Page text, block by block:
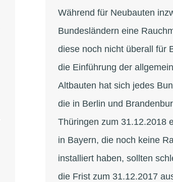
Während für Neubauten
Bundesländern eine
diese noch nicht überall für
die Einführung der
Altbauten hat sich jedes
die in Berlin und
Thüringen zum 31.12.2018
in Bayern, die noch keine
installiert haben, sollten
die Frist zum 31.12.2017